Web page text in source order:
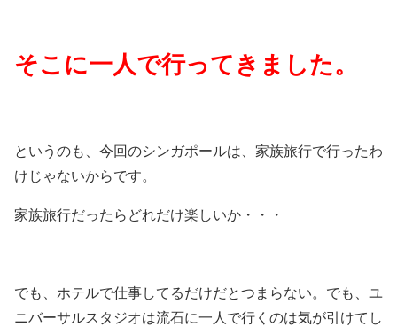
そこに一人で行ってきました。
というのも、今回のシンガポールは、家族旅行で行ったわ
けじゃないからです。
家族旅行だったらどれだけ楽しいか・・・
でも、ホテルで仕事してるだけだとつまらない。でも、ユ
ニバーサルスタジオは流石に一人で行くのは気が引けてし